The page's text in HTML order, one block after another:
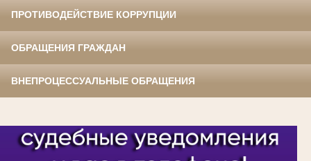
ПРОТИВОДЕЙСТВИЕ КОРРУПЦИИ
ОБРАЩЕНИЯ ГРАЖДАН
ВНЕПРОЦЕССУАЛЬНЫЕ ОБРАЩЕНИЯ